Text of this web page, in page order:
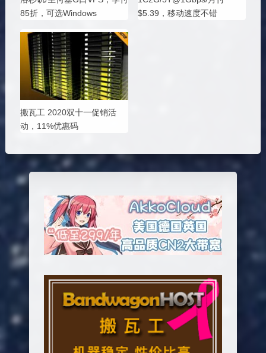
85折，可选Windows
$5.39，移动速度不错
搬瓦工 2020双十一促销活
动，11%优惠码